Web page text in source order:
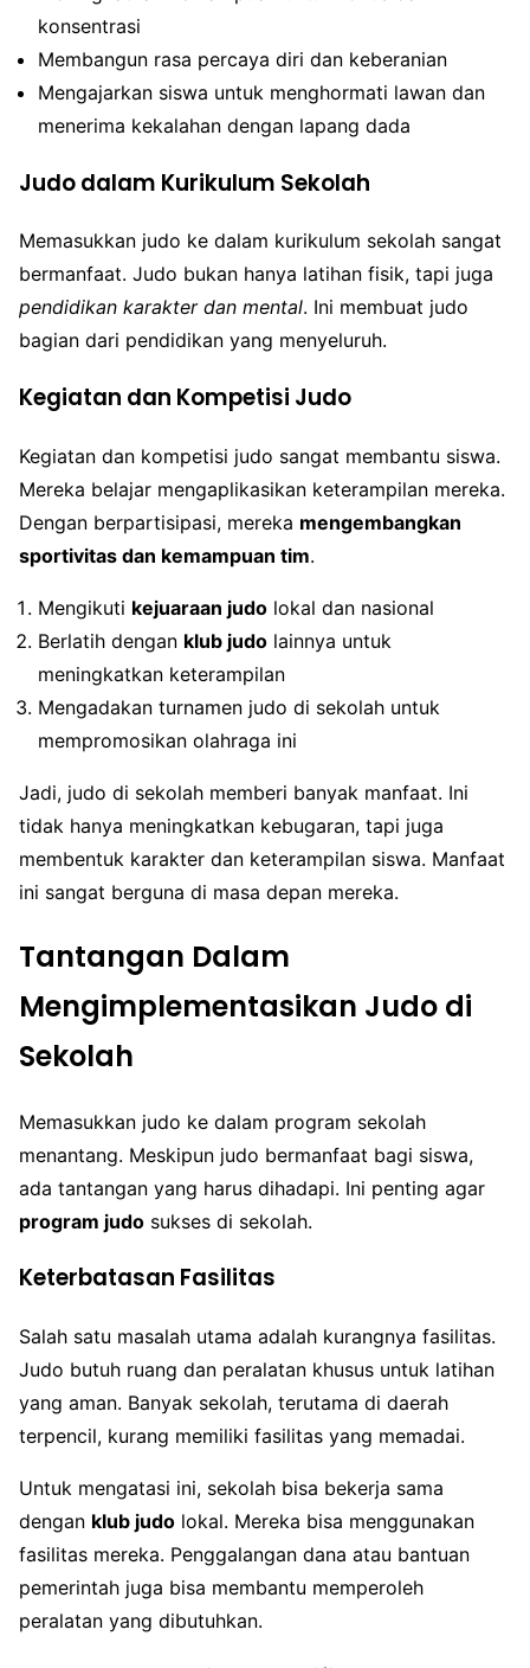
konsentrasi
Membangun rasa percaya diri dan keberanian
Mengajarkan siswa untuk menghormati lawan dan
menerima kekalahan dengan lapang dada
Judo dalam Kurikulum Sekolah
Memasukkan judo ke dalam kurikulum sekolah sangat
bermanfaat. Judo bukan hanya latihan fisik, tapi juga
pendidikan karakter dan mental. Ini membuat judo
bagian dari pendidikan yang menyeluruh.
Kegiatan dan Kompetisi Judo
Kegiatan dan kompetisi judo sangat membantu siswa.
Mereka belajar mengaplikasikan keterampilan mereka.
Dengan berpartisipasi, mereka mengembangkan
sportivitas dan kemampuan tim.
Mengikuti kejuaraan judo lokal dan nasional
Berlatih dengan klub judo lainnya untuk
meningkatkan keterampilan
Mengadakan turnamen judo di sekolah untuk
mempromosikan olahraga ini
Jadi, judo di sekolah memberi banyak manfaat. Ini
tidak hanya meningkatkan kebugaran, tapi juga
membentuk karakter dan keterampilan siswa. Manfaat
ini sangat berguna di masa depan mereka.
Tantangan Dalam
Mengimplementasikan Judo di
Sekolah
Memasukkan judo ke dalam program sekolah
menantang. Meskipun judo bermanfaat bagi siswa,
ada tantangan yang harus dihadapi. Ini penting agar
program judo sukses di sekolah.
Keterbatasan Fasilitas
Salah satu masalah utama adalah kurangnya fasilitas.
Judo butuh ruang dan peralatan khusus untuk latihan
yang aman. Banyak sekolah, terutama di daerah
terpencil, kurang memiliki fasilitas yang memadai.
Untuk mengatasi ini, sekolah bisa bekerja sama
dengan klub judo lokal. Mereka bisa menggunakan
fasilitas mereka. Penggalangan dana atau bantuan
pemerintah juga bisa membantu memperoleh
peralatan yang dibutuhkan.